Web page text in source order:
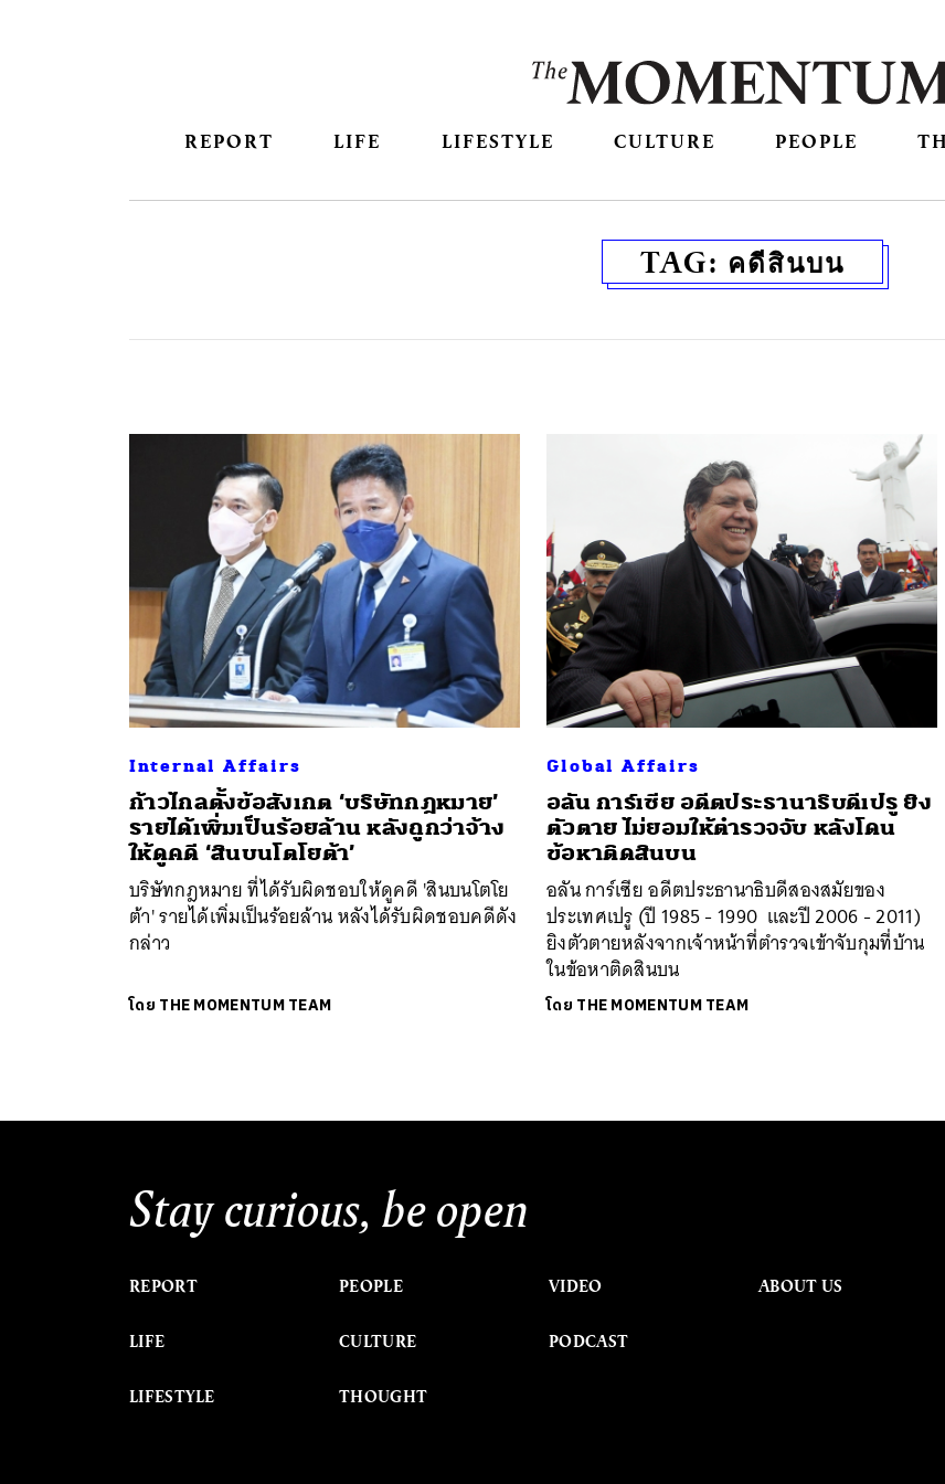
REPORT LIFE LIFESTYLE CULTURE PEOPLE
TAG: คดีสินบน
Internal Affairs
ก้าวไกลตั้งข้อสังเกต ‘บริษัทกฎหมาย’
รายได้เพิ่มเป็นร้อยล้าน หลังถูกว่าจ้าง
ให้ดูคดี ‘สินบนโตโยต้า’
บริษัทกฎหมาย ที่ได้รับผิดชอบให้ดูคดี 'สินบนโตโย
ต้า' รายได้เพิ่มเป็นร้อยล้าน หลังได้รับผิดชอบคดีดัง
กล่าว
โดย THE MOMENTUM TEAM
Global Affairs
อลัน การ์เซีย อดีตประธานาธิบดีเปรู ยิง
ตัวตาย ไม่ยอมให้ตำรวจจับ หลังโดน
ข้อหาติดสินบน
อลัน การ์เซีย อดีตประธานาธิบดีสองสมัยของ
ประเทศเปรู (ปี 1985 - 1990 และปี 2006 - 2011)
ยิงตัวตายหลังจากเจ้าหน้าที่ตำรวจเข้าจับกุมที่บ้าน
ในข้อหาติดสินบน
โดย THE MOMENTUM TEAM
Stay curious, be open
REPORT
LIFE
LIFESTYLE
PEOPLE
CULTURE
THOUGHT
VIDEO
PODCAST
ABOUT US
ค้นหา
SHARE TWEET